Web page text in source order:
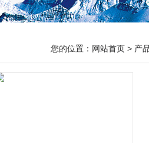
您的位置： 网站首页 > 产